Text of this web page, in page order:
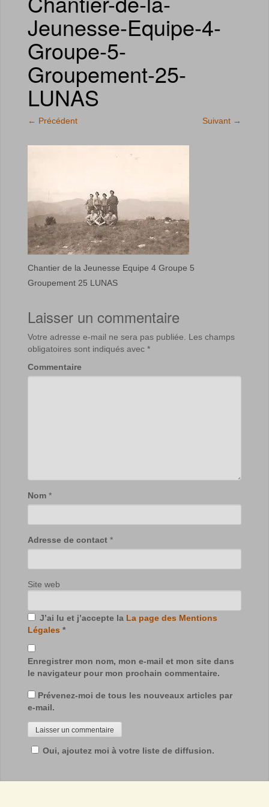
Jeunesse-Equipe-4-
Groupe-5-
Groupement-25-
LUNAS
← Précédent Suivant →
Chantier de la Jeunesse Equipe 4 Groupe 5
Groupement 25 LUNAS
Laisser un commentaire
Votre adresse e-mail ne sera pas publiée.
Les champs
obligatoires sont indiqués avec *
Commentaire
Nom *
Adresse de contact *
Site web
J’ai lu et j’accepte la La page des Mentions
Légales *
Enregistrer mon nom, mon e-mail et mon site dans
le navigateur pour mon prochain commentaire.
Prévenez-moi de tous les nouveaux articles par
e-mail.
Oui, ajoutez moi à votre liste de diffusion.